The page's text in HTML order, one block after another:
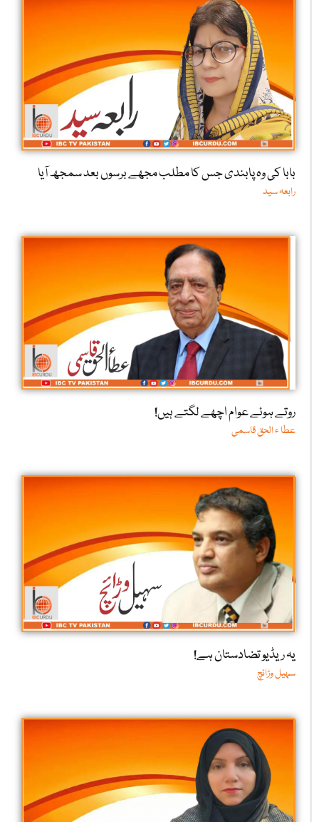
بابا کی وہ پابندی جس کا مطلب مجھے برسوں بعد سمجھ آیا
رابعہ سید
روتے ہوئے عوام اچھے لگتے ہیں!
عطا ء الحق قاسمی
یہ ریڈیو تضادستان ہے!
سہیل وڑائچ